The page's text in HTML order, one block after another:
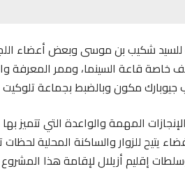
شكيب بن موسى وبعض أعضاء
خاصة قاعة السينما، وممر المعرفة
مكون وبالضبط بجماعة تلوكيت
المهمة والواعدة التي تتميز
يتيح للزوار والساكنة المحلية
إقليم أزيلال لإقامة هذا